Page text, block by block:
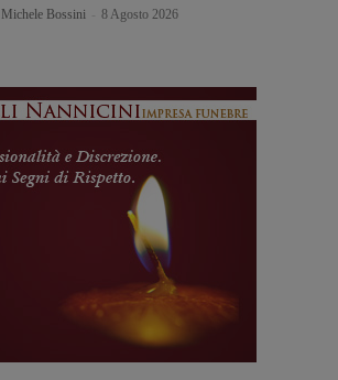
Michele Bossini 8 Agosto 2026